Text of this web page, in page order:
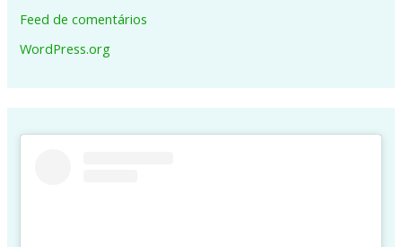
Feed de comentários
WordPress.org